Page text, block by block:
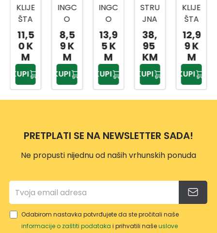
KLIJE
ŠTA
VOD
OINS
TALA
TERS
KA 10
250
MM
11,5
0 K
M
KUPI
INGC
O
KLIJE
ŠTA
ZA
POP
NITN
E
HRS1
8,5
9 K
M
KUPI
INGC
O
KLIJE
ŠTA
ZA
PAT
CH
HWS
P156
85M
13,9
5 K
M
KUPI
STRU
JNA
KLIJE
ŠTA
AC
400A
DCM
6200
1
38,
95
KM
KUPI
KLIJE
ŠTA
SJEČ
KE
HIHL
DCP
2816
0
12,9
9 K
M
KUPI
PRETPLATI SE NA NEWSLETTER SADA!
Ne propusti nijednu od naših vrhunskih ponuda
Odabirom nastavka potvrđujete da ste pročitali naše
informacije o zaštiti podataka i prihvatili našeuslove